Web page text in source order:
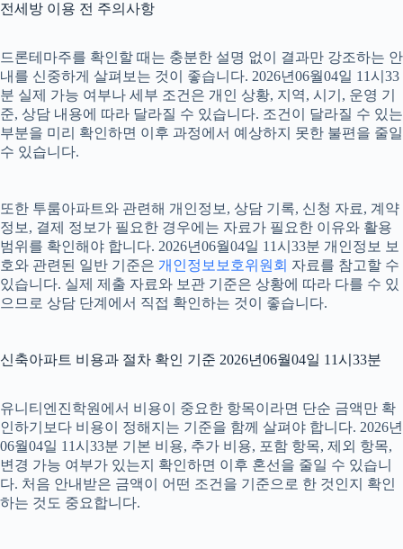
전세방 이용 전 주의사항
드론테마주를 확인할 때는 충분한 설명 없이 결과만 강조하는 안
내를 신중하게 살펴보는 것이 좋습니다. 2026년06월04일 11시33
분 실제 가능 여부나 세부 조건은 개인 상황, 지역, 시기, 운영 기
준, 상담 내용에 따라 달라질 수 있습니다. 조건이 달라질 수 있는
부분을 미리 확인하면 이후 과정에서 예상하지 못한 불편을 줄일
수 있습니다.
또한 투룸아파트와 관련해 개인정보, 상담 기록, 신청 자료, 계약
정보, 결제 정보가 필요한 경우에는 자료가 필요한 이유와 활용
범위를 확인해야 합니다. 2026년06월04일 11시33분 개인정보 보
호와 관련된 일반 기준은 개인정보보호위원회 자료를 참고할 수
있습니다. 실제 제출 자료와 보관 기준은 상황에 따라 다를 수 있
으므로 상담 단계에서 직접 확인하는 것이 좋습니다.
신축아파트 비용과 절차 확인 기준 2026년06월04일 11시33분
유니티엔진학원에서 비용이 중요한 항목이라면 단순 금액만 확
인하기보다 비용이 정해지는 기준을 함께 살펴야 합니다. 2026년
06월04일 11시33분 기본 비용, 추가 비용, 포함 항목, 제외 항목,
변경 가능 여부가 있는지 확인하면 이후 혼선을 줄일 수 있습니
다. 처음 안내받은 금액이 어떤 조건을 기준으로 한 것인지 확인
하는 것도 중요합니다.